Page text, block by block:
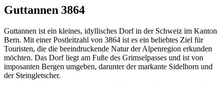
Guttannen 3864
Guttannen ist ein kleines, idyllisches Dorf in der Schweiz im Kanton
Bern. Mit einer Postleitzahl von 3864 ist es ein beliebtes Ziel für
Touristen, die die beeindruckende Natur der Alpenregion erkunden
möchten. Das Dorf liegt am Fuße des Grimselpasses und ist von
imposanten Bergen umgeben, darunter der markante Sidelhorn und
der Steingletscher.